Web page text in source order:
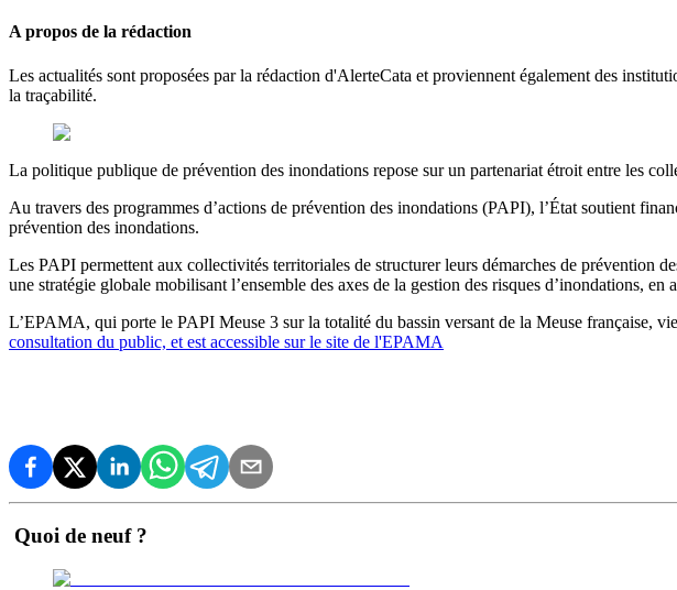
A propos de la rédaction
Les actualités sont proposées par la rédaction d'AlerteCata et proviennent également des
la traçabilité.
La politique publique de prévention des inondations repose sur un partenariat étroit entre les
Au travers des programmes d’actions de prévention des inondations (PAPI), l’État soutient
prévention des inondations.
Les PAPI permettent aux collectivités territoriales de structurer leurs démarches de prévention
une stratégie globale mobilisant l’ensemble des axes de la gestion des risques d’inondations, en
L’EPAMA, qui porte le PAPI Meuse 3 sur la totalité du bassin versant de la Meuse française,
consultation du public, et est accessible sur le site de l'EPAMA
Quoi de neuf ?